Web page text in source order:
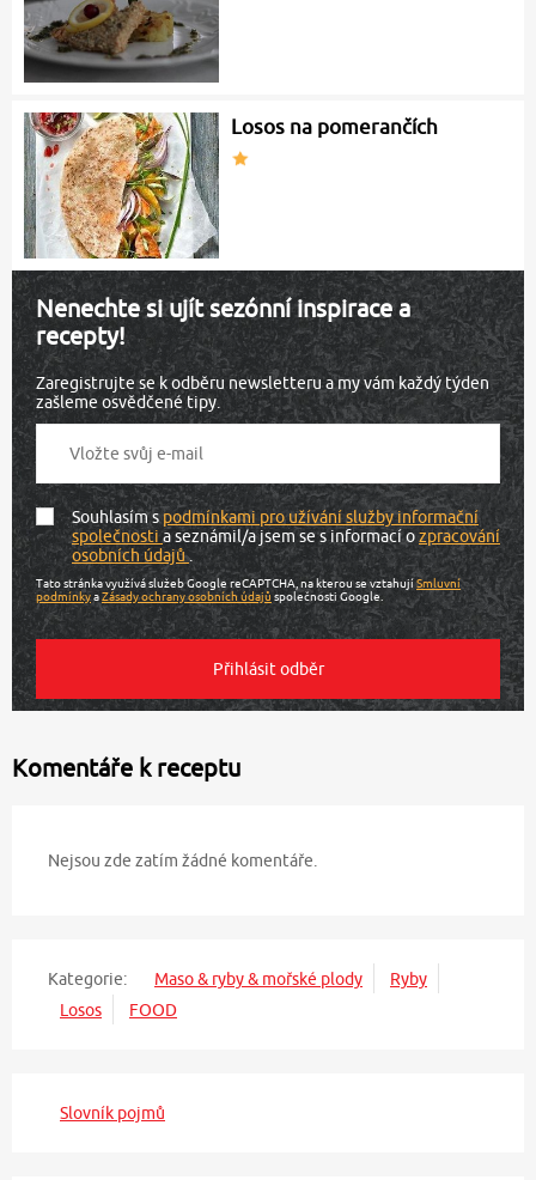
Losos na pomerančích
Nenechte si ujít sezónní inspirace a
recepty!
Zaregistrujte se k odběru newsletteru a my vám každý týden
zašleme osvědčené tipy.
Souhlasím spodmínkami pro užívání služby informační
společnostia seznámil/a jsem se s informací ozpracování
osobních údajů.
Tato stránka využívá služeb Google reCAPTCHA, na kterou se vztahujíSmluvní
podmínkyaZásady ochrany osobních údajů společnosti Google.
Komentáře k receptu
Nejsou zde zatím žádné komentáře.
Kategorie: Maso & ryby & mořské plody
Ryby
Losos
FOOD
Slovník pojmů